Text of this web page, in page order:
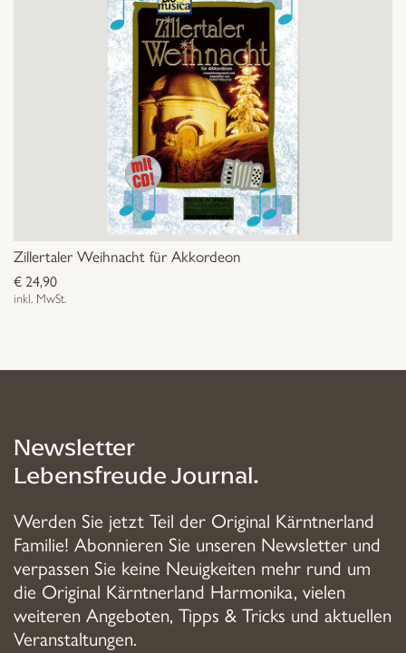
Zillertaler Weihnacht für Akkordeon
€24,90
inkl. MwSt.
Newsletter
Lebensfreude Journal.
Werden Sie jetzt Teil der Original Kärntnerland
Familie! Abonnieren Sie unseren Newsletter und
verpassen Sie keine Neuigkeiten mehr rund um
die Original Kärntnerland Harmonika, vielen
weiteren Angeboten, Tipps & Tricks und aktuellen
Veranstaltungen.